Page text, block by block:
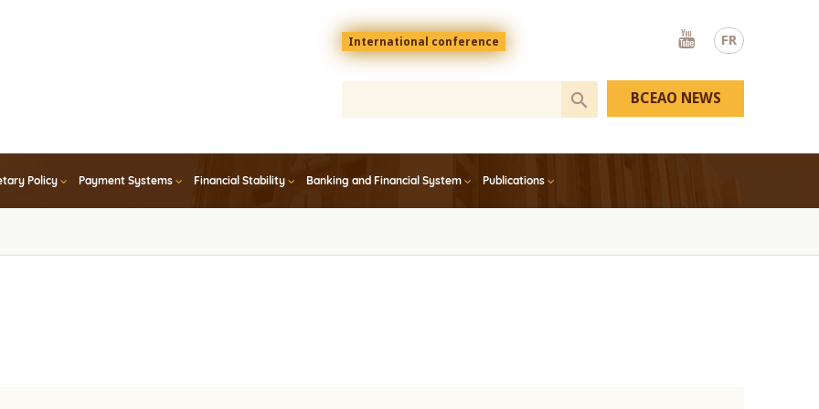
FR
Menu
top
En
International conference
Youtube
Policy Payment Systems Financial Stability Banking and Financial System Publications
BCEAO NEWS